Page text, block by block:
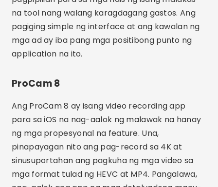
Bukod pa rito, ang ProCam 8 ay may ilang mga
opsyon sa pag-stabilize ng imahe at suporta
para sa slow motion recording. Ang intuitive na
interface at mga pagpipilian sa pagpapasadya
ay ginagawang popular na pagpipilian ang app
propesyonal na kalidad sa kanilang mga pag-
record.
MAVIS
Ang MAVIS ay isang video recording app para sa
iOS na nag-aalok ng advanced na functionality
para sa mga filmmaker at video professional.